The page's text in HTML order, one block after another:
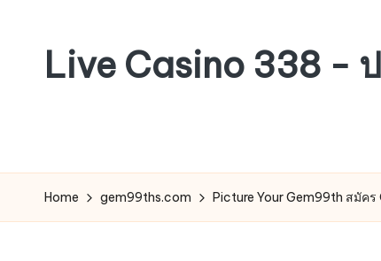
Live Casino 338 -
Home gem99ths.com Picture Your Gem99th สมัคร